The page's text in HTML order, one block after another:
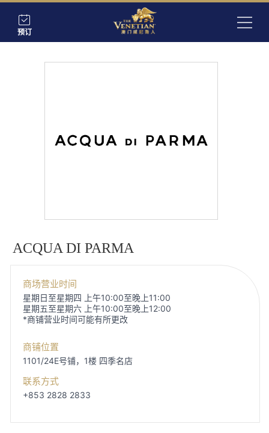
预订
ACQUA DI PARMA
商场营业时间
星期日至星期四 上午10:00至晚上11:00
星期五至星期六 上午10:00至晚上12:00
*商铺营业时间可能有所更改
商铺位置
1101/24E号铺，1楼 四季名店
联系方式
+853 2828 2833